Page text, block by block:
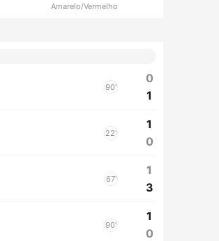
Amarelo/Vermelho
90'
0
1
22'
1
0
67'
1
3
90'
1
0